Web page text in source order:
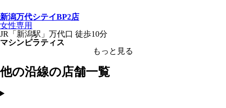
新潟万代シテイBP2店
女性専用
JR
「 新潟駅 」 万代口 徒歩10分
マシンピラティス
もっと見る
他の沿線の店舗一覧